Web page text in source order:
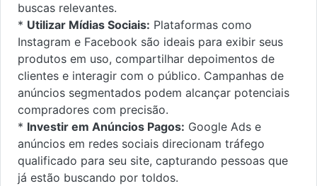
buscas relevantes.
* Utilizar Mídias Sociais: Plataformas como
Instagram e Facebook são ideais para exibir seus
produtos em uso, compartilhar depoimentos de
clientes e interagir com o público. Campanhas de
anúncios segmentados podem alcançar potenciais
compradores com precisão.
* Investir em Anúncios Pagos: Google Ads e
anúncios em redes sociais direcionam tráfego
qualificado para seu site, capturando pessoas que
já estão buscando por toldos.